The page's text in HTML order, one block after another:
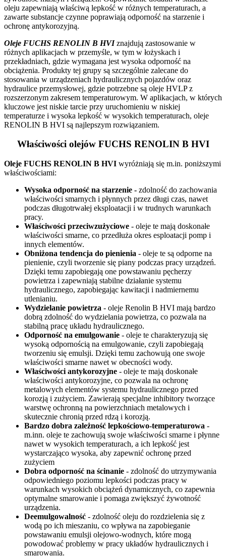
oleju zapewniają właściwą lepkość w różnych temperaturach, a
zawarte substancje czynne poprawiają odporność na starzenie i
ochronę antykorozyjną.
Oleje FUCHS RENOLIN B HVIznajdują zastosowanie w
różnych aplikacjach w przemyśle, w tym w łożyskach i
przekładniach, gdzie wymagana jest wysoka odporność na
obciążenia. Produkty tej grupy są szczególnie zalecane do
stosowania w urządzeniach hydraulicznych pojazdów oraz
hydraulice przemysłowej, gdzie potrzebne są oleje HVLP z
rozszerzonym zakresem temperaturowym. W aplikacjach, w których
kluczowe jest niskie tarcie przy uruchomieniu w niskiej
temperaturze i wysoka lepkość w wysokich temperaturach, oleje
RENOLIN B HVI są najlepszym rozwiązaniem.
Właściwości olejów FUCHS RENOLIN B HVI
Oleje FUCHS RENOLIN B HVI wyróżniają się m.in. poniższymi
właściwościami:
Wysoka odporność na starzenie - zdolność do zachowania
właściwości smarnych i płynnych przez długi czas, nawet
podczas długotrwałej eksploatacji i w trudnych warunkach
pracy.
Właściwości przeciwzużyciowe - oleje te mają doskonałe
właściwości smarne, co przedłuża okres esploatacji pomp i
innych elementów.
Obniżona tendencja do pienienia - oleje te są odporne na
pienienie, czyli tworzenie się piany podczas pracy urządzeń.
Dzięki temu zapobiegają one powstawaniu pęcherzy
powietrza i zapewniają stabilne działanie systemu
hydraulicznego, zapobiegając kawitacji i nadmiernemu
utlenianiu.
Wydzielanie powietrza - oleje Renolin B HVI mają bardzo
dobrą zdolność do wydzielania powietrza, co pozwala na
stabilną pracę układu hydraulicznego.
Odporność na emulgowanie - oleje te charakteryzują się
wysoką odpornością na emulgowanie, czyli zapobiegają
tworzeniu się emulsji. Dzięki temu zachowują one swoje
właściwości smarne nawet w obecności wody.
Właściwości antykorozyjne - oleje te mają doskonałe
właściwości antykorozyjne, co pozwala na ochronę
metalowych elementów systemu hydraulicznego przed
korozją i zużyciem. Zawierają specjalne inhibitory tworzące
warstwę ochronną na powierzchniach metalowych i
skutecznie chronią przed rdzą i korozją.
Bardzo dobra zależność lepkościowo-temperaturowa -
m.inn. oleje te zachowują swoje właściwości smarne i płynne
nawet w wysokich temperaturach, a ich lepkość jest
wystarczająco wysoka, aby zapewnić ochronę przed
zużyciem
Dobra odporność na ścinanie - zdolność do utrzymywania
odpowiedniego poziomu lepkości podczas pracy w
warunkach wysokich obciążeń dynamicznych, co zapewnia
optymalne smarowanie i pomaga zwiększyć żywotność
urządzenia.
Deemulgowalność - zdolność oleju do rozdzielenia się z
wodą po ich mieszaniu, co wpływa na zapobieganie
powstawaniu emulsji olejowo-wodnych, które mogą
powodować problemy w pracy układów hydraulicznych i
smarowania.